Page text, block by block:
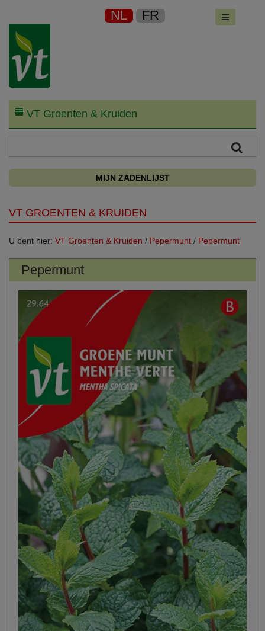
NL FR
VT Groenten & Kruiden
MIJN ZADENLIJST
VT GROENTEN & KRUIDEN
U bent hier: VT Groenten & Kruiden / Pepermunt / Pepermunt
Pepermunt